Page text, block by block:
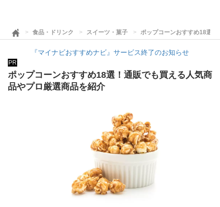
食品・ドリンク スイーツ・菓子 ポップコーンおすすめ18選
『マイナビおすすめナビ』サービス終了のお知らせ
PR
ポップコーンおすすめ18選！通販でも買える人気商
品やプロ厳選商品を紹介